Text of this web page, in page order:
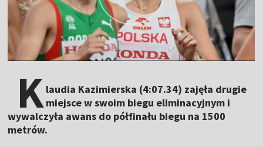
Klaudia Kazimierska (4:07.34) zajęła drugie
miejsce w swoim biegu eliminacyjnym i
wywalczyła awans do półfinału biegu na 1500
metrów.